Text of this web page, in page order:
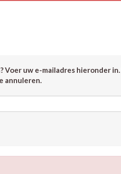
uw e-mailadres hieronder
annuleren.